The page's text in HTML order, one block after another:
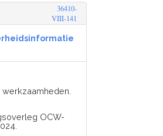
36410-
VIII-141
OCW-